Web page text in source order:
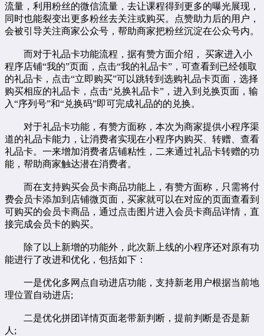
流量，利用粉丝的微信流量，去让课程得到更多的曝光展现，
同时也能裂变出更多粉丝去关注或购买。点赞助力后的用户，
会被引导关注商家公众号，帮助商家把粉丝沉淀在公众号内。
而对于礼品卡功能流程，据有赞方面介绍， 买家进入小
程序店铺“我的”页面，点击“我的礼品卡”，可查看到已经领取
的礼品卡，点击“立即购买”可以跳转到选购礼品卡页面，选择
购买相应的礼品卡，点击“兑换礼品卡”，进入到兑换页面，输
入“序列号”和“兑换码”即可完成礼品的的兑换。
对于礼品卡功能，有赞方面称，本次为商家提供小程序渠
道的礼品卡能力，让消费者实现在小程序内购买、转赠、查看
礼品卡。一来增加消费者店铺粘性，二来通过礼品卡转赠的功
能，帮助商家触达潜在消费者。
而在支持购买会员卡商品功能上，有赞方面称，只需将付
费会员卡添加到店铺微页面，买家就可以在对应的页面查看到
可购买的会员卡商品，通过点击图片进入会员卡商品详情，直
接完成会员卡的购买。
除了以上新增的功能外，此次新上线的小程序还对原有功
能进行了改进和优化，包括如下：
一是优化多网点自动进店功能，支持新老用户根据当前地
理位置自动进店;
二是优化拼团详情页面老带新判断，提前判断是否是新
人;